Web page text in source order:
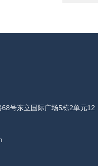
号东立国际广场5栋2单元12